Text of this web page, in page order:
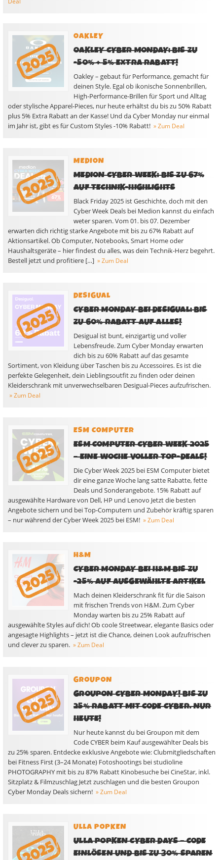
OAKLEY
OAKLEY CYBER MONDAY: BIS ZU
-50% + 5% EXTRA RABATT!
Oakley – gebaut für Performance, gemacht für
deinen Style. Egal ob ikonische Sonnenbrillen,
High-Performance-Brillen für Sport und Alltag
oder stylische Apparel-Pieces, nur heute erhältst du bis zu 50% Rabatt
plus 5% Extra Rabatt an der Kasse! Und da Cyber Monday nur einmal
im Jahr ist, gibt es für Custom Styles -10% Rabatt! » Zum Deal
MEDION
MEDION CYBER WEEK: BIS ZU 67%
AUF TECHNIK-HIGHLIGHTS
Black Friday 2025 ist Geschichte, doch mit den
Cyber Week Deals bei Medion kannst du einfach
weter sparen. Vom 01. bis 07. Dezember
erwarten dich richtig starke Angebote mit bis zu 67% Rabatt auf
Aktionsartikel. Ob Computer, Notebooks, Smart Home oder
Haushaltsgeräte – hier findest du alles, was dein Technik-Herz begehrt.
Bestell jetzt und profitiere […] » Zum Deal
DESIGUAL
CYBER MONDAY BEI DESIGUAL: BIS
ZU 60% RABATT AUF ALLES!
Desigual ist bunt, einzigartig und voller
Lebensfreude. Zum Cyber Monday erwarten
dich bis zu 60% Rabatt auf das gesamte
Sortiment, von Kleidung über Taschen bis zu Accessoires. Es ist die
perfekte Gelegenheit, dein Lieblingsoutfit zu finden oder deinen
Kleiderschrank mit unverwechselbaren Desigual-Pieces aufzufrischen.
» Zum Deal
ESM COMPUTER
ESM COMPUTER CYBER WEEK 2025
– EINE WOCHE VOLLER TOP-DEALS!
Die Cyber Week 2025 bei ESM Computer bietet
dir eine ganze Woche lang satte Rabatte, fette
Deals und Sonderangebote. 15% Rabatt auf
ausgewählte Hardware von Dell, HP und Lenovo Jetzt die besten
Angebote sichern und bei Top-Computern und Zubehör kräftig sparen
– nur während der Cyber Week 2025 bei ESM! » Zum Deal
H&M
CYBER MONDAY BEI H&M BIS ZU
-25% AUF AUSGEWÄHLTE ARTIKEL
Mach deinen Kleiderschrank fit für die Saison
mit frischen Trends von H&M. Zum Cyber
Monday warten bis zu 25% Rabatt auf
ausgewählte Styles auf dich! Ob coole Streetwear, elegante Basics oder
angesagte Highlights – jetzt ist die Chance, deinen Look aufzufrischen
und clever zu sparen. » Zum Deal
GROUPON
GROUPON CYBER MONDAY! BIS ZU
25% RABATT MIT CODE CYBER. NUR
HEUTE!
Nur heute kannst du bei Groupon mit dem
Code CYBER beim Kauf ausgewählter Deals bis
zu 25% sparen. Entdecke exklusive Angebote wie: Clubmitgliedschaften
bei Fitness First (3–24 Monate) Fotoshootings bei studioline
PHOTOGRAPHY mit bis zu 87% Rabatt Kinobesuche bei CineStar, inkl.
Sitzplatz & Filmzuschlag Jetzt zuschlagen und die besten Groupon
Cyber Monday Deals sichern! » Zum Deal
ULLA POPKEN
ULLA POPKEN CYBER DAYS – CODE
EINLÖSEN UND BIS ZU 30% SPAREN